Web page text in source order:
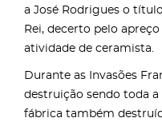
a José Rodrigues o
Rei, decerto pelo
atividade de ceramista.
Durante as Invasões
destruição sendo toda
fábrica também